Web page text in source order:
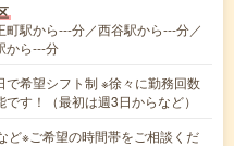
駅から---分／西谷駅から---分／
から---分
で希望シフト制 ※徐々に勤務回数
す！（最初は週3日からなど）
ど※ご希望の時間帯をご相談くだ